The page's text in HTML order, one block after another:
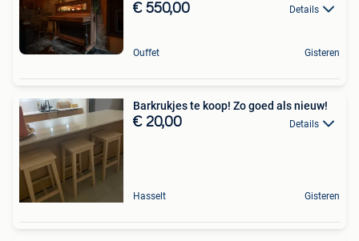
€ 550,00 Details
Ouffet Gisteren
Barkrukjes te koop! Zo goed als nieuw!
€ 20,00 Details
Hasselt Gisteren